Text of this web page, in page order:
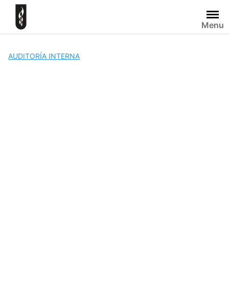
Skip
content
Menu
AUDITORÍA INTERNA